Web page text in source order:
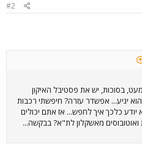
#2
בסוכות, יש את פסטיבל האיקון
יגיע... אפשדר עזרה? חיפשתי רכבות
יודע כלכך איך לחפש... אז אתם יכולים
מאשקלון לת"א? בבקשה...